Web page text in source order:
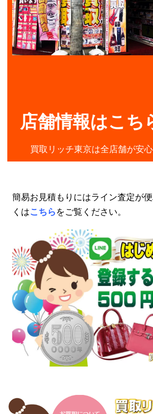
店舗情報はこち
買取リッチ東京は全店舗が安
簡易お見積もりにはライン査定が
くはこちらをご覧ください。